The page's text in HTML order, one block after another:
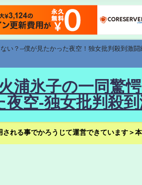
？--僕が見たかった夜空！独女批判殺到激
浦氷子の一同驚
空-独女批判殺
れる事でかろうじて運営できています＞